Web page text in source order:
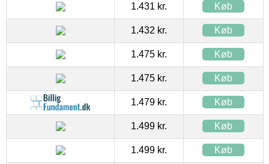
1.431 kr. Køb
1.432 kr. Køb
1.475 kr. Køb
1.475 kr. Køb
1.479 kr. Køb
1.499 kr. Køb
1.499 kr. Køb